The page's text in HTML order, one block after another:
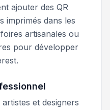
ajouter des QR
imprimés dans les
artisanales ou
pour développer
et designers